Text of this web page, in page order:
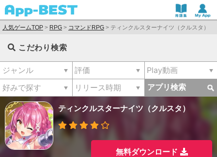
人気ゲームTOP > RPG > コマンドRPG > ティンクルスターナイツ（クルスタ）
こだわり検索
アプリ検索
ティンクルスターナイツ（クルスタ）
無料ダウンロード